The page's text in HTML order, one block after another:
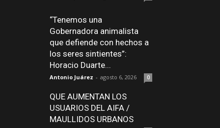
“Tenemos una
Gobernadora animalista
que defiende con hechos a
los seres sintientes”:
Horacio Duarte...
Antonio Juárez - agosto 6, 2026 0
QUE AUMENTAN LOS
USUARIOS DEL AIFA /
MAULLIDOS URBANOS